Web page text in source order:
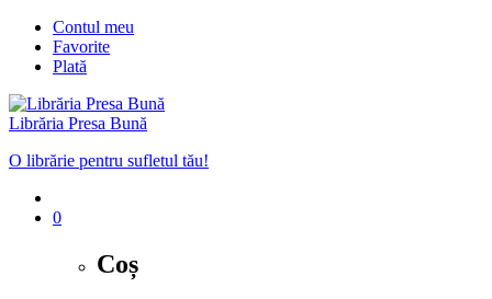
Contul meu
Favorite
Plată
Librăria Presa Bună
O librărie pentru sufletul tău!
0
Coș